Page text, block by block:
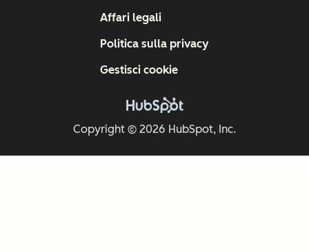
Copyright © 2026 HubSpot, Inc.
Affari legali
Politica sulla privacy
Gestisci cookie